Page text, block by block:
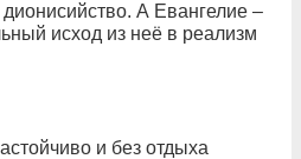
А Евангелие –
исход из неё в реализм
и без отдыха